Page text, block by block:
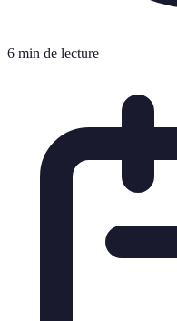
6 min de lecture